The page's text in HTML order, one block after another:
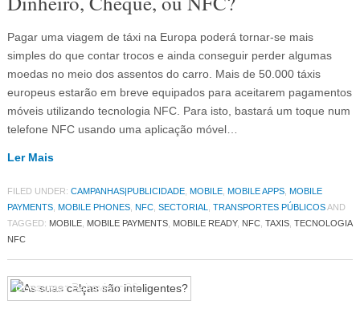
Pagar uma viagem de táxi na Europa poderá tornar-se mais
simples do que contar trocos e ainda conseguir perder algumas
moedas no meio dos assentos do carro. Mais de 50.000 táxis
europeus estarão em breve equipados para aceitarem pagamentos
móveis utilizando tecnologia NFC. Para isto, bastará um toque num
telefone NFC usando uma aplicação móvel…
Ler Mais
FILED UNDER: CAMPANHAS|PUBLICIDADE, MOBILE, MOBILE APPS, MOBILE
PAYMENTS, MOBILE PHONES, NFC, SECTORIAL TRANSPORTES PÚBLICOSAND
TAGGED: MOBILE, MOBILE PAYMENTS, MOBILE READY, NFC, TAXIS, TECNOLOGIA
NFC
Consumer Behaviour 36